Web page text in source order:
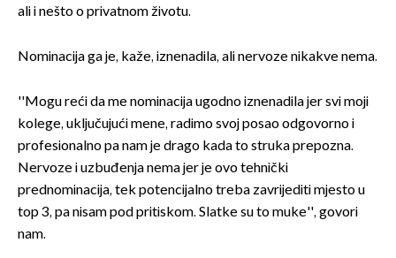
ali i nešto o privatnom životu.
Nominacija ga je, kaže, iznenadila, ali nervoze nikakve nema.
''Mogu reći da me nominacija ugodno iznenadila jer svi moji
kolege, uključujući mene, radimo svoj posao odgovorno i
profesionalno pa nam je drago kada to struka prepozna.
Nervoze i uzbuđenja nema jer je ovo tehnički
prednominacija, tek potencijalno treba zavrijediti mjesto u
top 3, pa nisam pod pritiskom. Slatke su to muke'', govori
nam.